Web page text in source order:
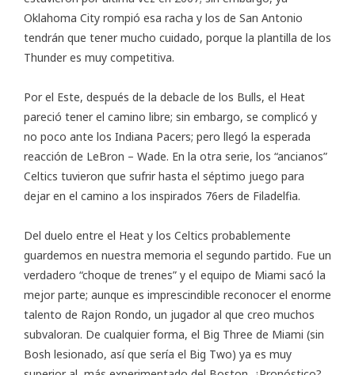
Oklahoma City rompió esa racha y los de San Antonio
tendrán que tener mucho cuidado, porque la plantilla de los
Thunder es muy competitiva.
Por el Este, después de la debacle de los Bulls, el Heat
pareció tener el camino libre; sin embargo, se complicó y
no poco ante los Indiana Pacers; pero llegó la esperada
reacción de LeBron – Wade. En la otra serie, los “ancianos”
Celtics tuvieron que sufrir hasta el séptimo juego para
dejar en el camino a los inspirados 76ers de Filadelfia.
Del duelo entre el Heat y los Celtics probablemente
guardemos en nuestra memoria el segundo partido. Fue un
verdadero “choque de trenes” y el equipo de Miami sacó la
mejor parte; aunque es imprescindible reconocer el enorme
talento de Rajon Rondo, un jugador al que creo muchos
subvaloran. De cualquier forma, el Big Three de Miami (sin
Bosh lesionado, así que sería el Big Two) ya es muy